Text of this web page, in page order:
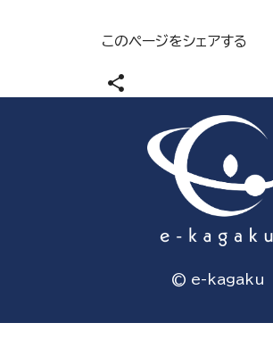
このページをシェアする
share
© e-kagaku